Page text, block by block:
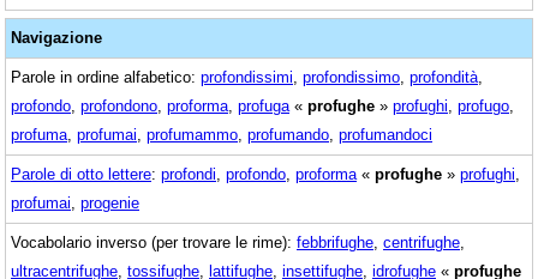
Navigazione
Parole in ordine alfabetico: profondissimi profondissimo profondità
profondo profondono proforma profuga « profughe » profughi profugo
profuma profumai profumammo profumando profumandoci
Parole di otto lettere: profondi profondo proforma « profughe » profughi
profumai progenie
Vocabolario inverso (per trovare le rime): febbrifughe centrifughe
ultracentrifughe tossifughe lattifughe insettifughe idrofughe « profughe